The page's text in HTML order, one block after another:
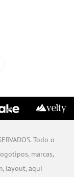
Todo o
marcas,
layout, aqui